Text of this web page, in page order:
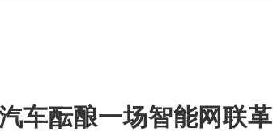
车酝酿一场智能网联革